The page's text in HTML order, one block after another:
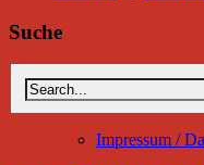
Suche
Impressum /